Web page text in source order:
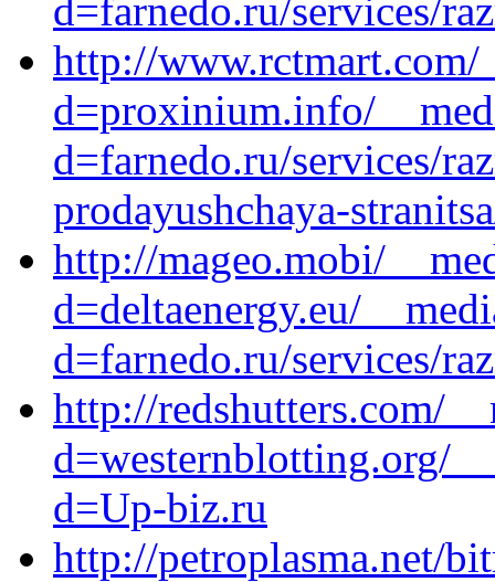
d=farnedo.ru/services/
http://www.rctmart.com/
d=proxinium.info/
d=farnedo.ru/services/
prodayushchaya-
http://mageo.mobi/
d=deltaenergy.eu/
d=farnedo.ru/services/
http://redshutters.com/
d=westernblotting.org/
d=Up-biz.ru
http://petroplasma.net/